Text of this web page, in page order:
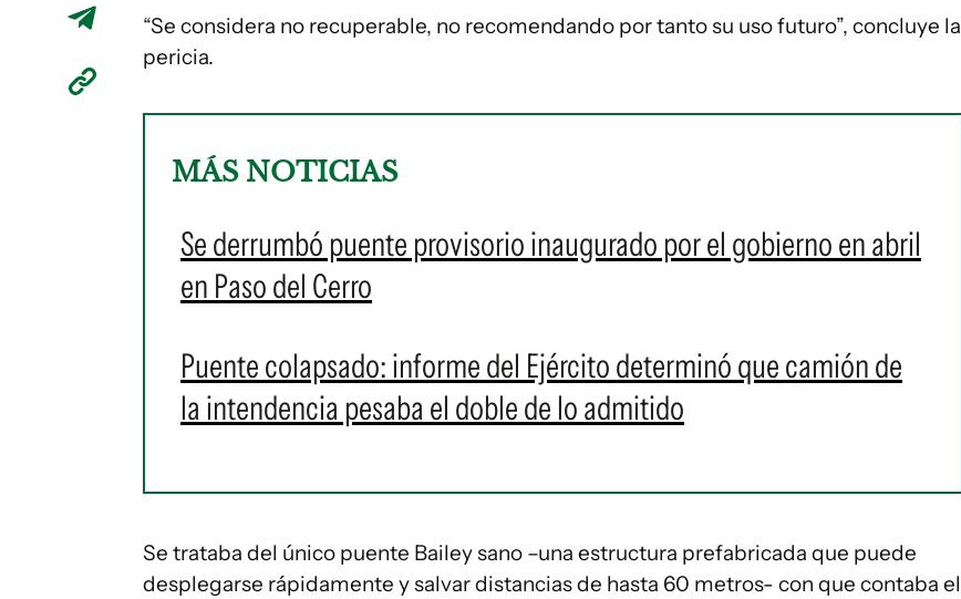
“Se considera no recuperable, no recomendando por tanto su uso futuro”, concluye la
pericia.
MÁS NOTICIAS
Se derrumbó puente provisorio inaugurado por el gobierno en abril
en Paso del Cerro
Puente colapsado: informe del Ejército determinó que camión de
la intendencia pesaba el doble de lo admitido
Se trataba del único puente Bailey sano –una estructura prefabricada que puede
desplegarse rápidamente y salvar distancias de hasta 60 metros- con que contaba el